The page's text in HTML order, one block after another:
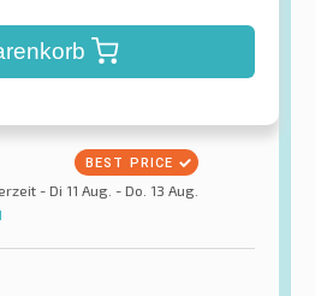
- Di 11 Aug. - Do. 13 Aug.